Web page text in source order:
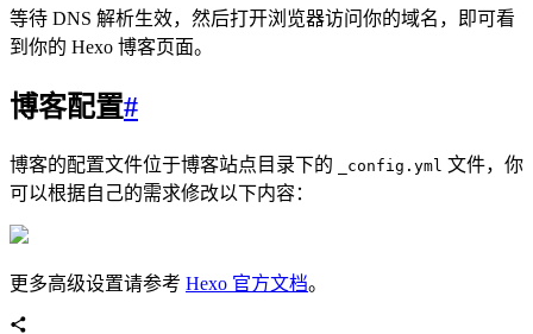
等待 DNS 解析生效，然后打开浏览器访问你的域名，即可看
到你的 Hexo 博客页面。
博客配置#
博客的配置文件位于博客站点目录下的 _config.yml 文件，你
可以根据自己的需求修改以下内容：
更多高级设置请参考 Hexo 官方文档。